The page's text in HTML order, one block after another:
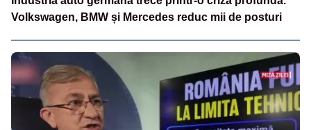
Volkswagen, BMW și Mercedes reduc mii de posturi